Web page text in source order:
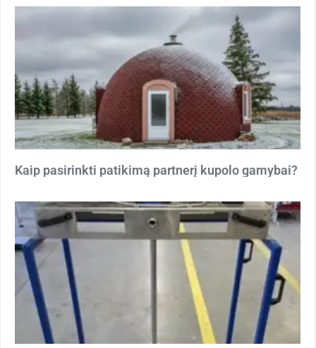
Kaip pasirinkti patikimą partnerį kupolo gamybai?